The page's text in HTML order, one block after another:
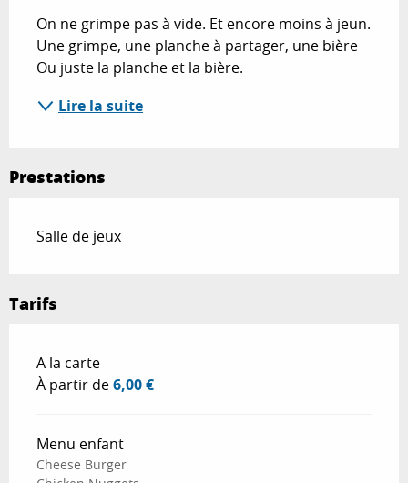
On ne grimpe pas à vide. Et encore moins à jeun.
Une grimpe, une planche à partager, une bière
Ou juste la planche et la bière.
Lire la suite
Prestations
Salle de jeux
Tarifs
Tarifs 2026
A la carte
À partir de6,00 €
Menu enfant
Cheese Burger